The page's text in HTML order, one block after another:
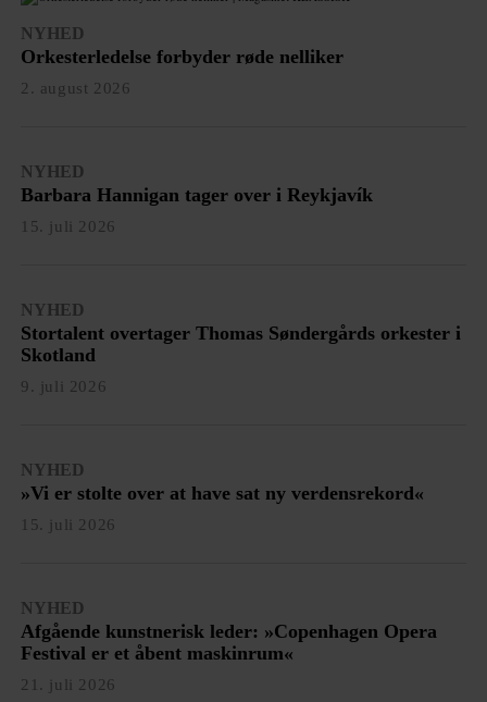
NYHED
Orkesterledelse forbyder røde nelliker
2. august 2026
NYHED
Barbara Hannigan tager over i Reykjavík
15. juli 2026
NYHED
Stortalent overtager Thomas Søndergårds orkester i
Skotland
9. juli 2026
NYHED
»Vi er stolte over at have sat ny verdensrekord«
15. juli 2026
NYHED
Afgående kunstnerisk leder: »Copenhagen Opera
Festival er et åbent maskinrum«
21. juli 2026